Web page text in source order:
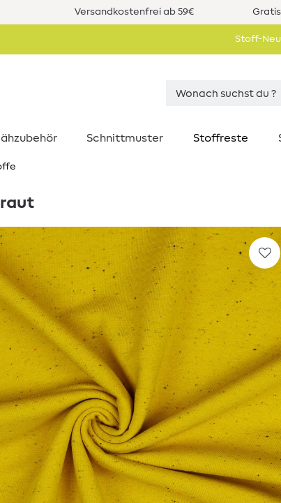
Versandkostenfrei ab 59€
Stoff-
Schnittmuster Stoffreste